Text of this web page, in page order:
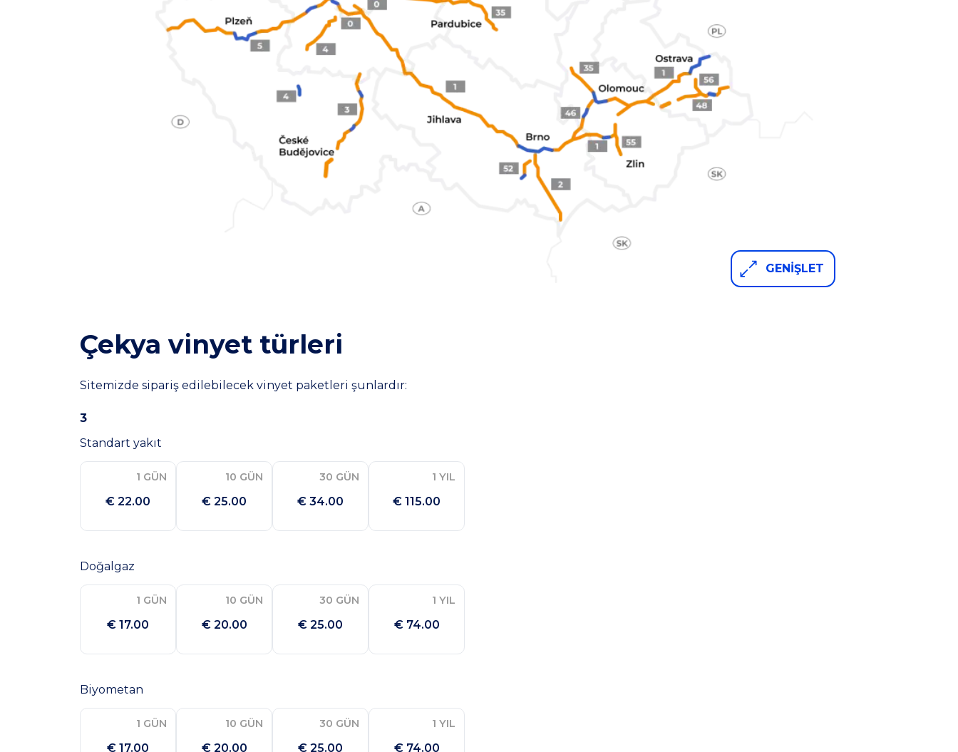
GENİŞLET
Çekya vinyet türleri
Sitemizde sipariş edilebilecek vinyet paketleri şunlardır:
3
Standart yakıt
1 GÜN
€ 22.00
10 GÜN
€ 25.00
30 GÜN
€ 34.00
1 YIL
€ 115.00
Doğalgaz
1 GÜN
€ 17.00
10 GÜN
€ 20.00
30 GÜN
€ 25.00
1 YIL
€ 74.00
Biyometan
1 GÜN
€ 17.00
10 GÜN
€ 20.00
30 GÜN
€ 25.00
1 YIL
€ 74.00